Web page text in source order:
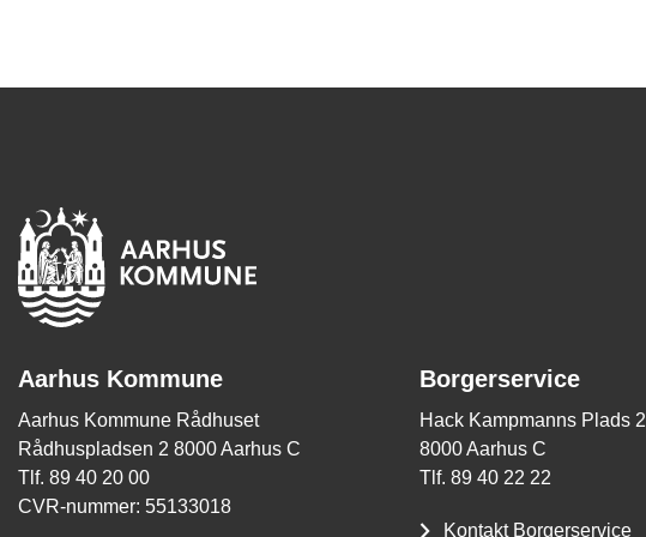
forholdene for cyklister i Aarhus Kommune.
Aarhus Kommune
Aarhus Kommune Rådhuset
Rådhuspladsen 2 8000 Aarhus C
Tlf. 89 40 20 00
CVR-nummer: 55133018
Borgerservice
Hack Kampmanns Plads 2
8000 Aarhus C
Tlf. 89 40 22 22
Kontakt Borgerservice